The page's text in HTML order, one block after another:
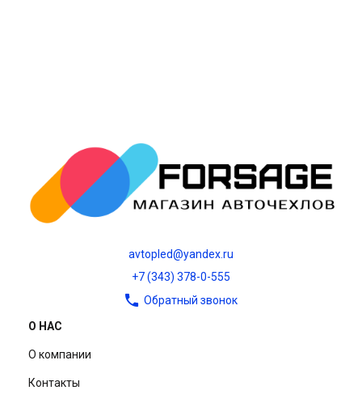
avtopled@yandex.ru
+7 (343) 378-0-555
Обратный звонок
О НАС
О компании
Контакты